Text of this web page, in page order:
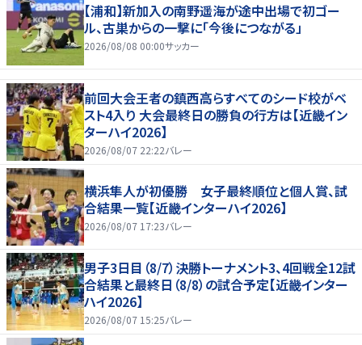
【浦和】新加入の南野遥海が途中出場で初ゴー
ル、古巣からの一撃に「今後につながる」
2026/08/08 00:00サッカー
前回大会王者の鎮西高らすべてのシード校がベ
スト4入り 大会最終日の勝負の行方は【近畿イン
ターハイ2026】
2026/08/07 22:22バレー
横浜隼人が初優勝 女子最終順位と個人賞、試
合結果一覧【近畿インターハイ2026】
2026/08/07 17:23バレー
男子3日目（8/7）決勝トーナメント3、4回戦全12試
合結果と最終日（8/8）の試合予定【近畿インター
ハイ2026】
2026/08/07 15:25バレー